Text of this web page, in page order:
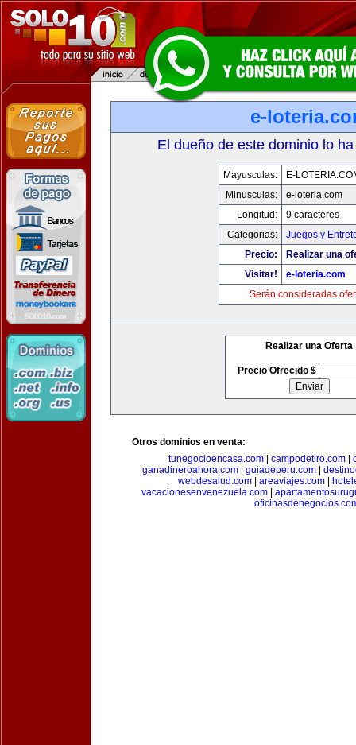
e-
El dueño de este dominio lo
Mayusculas:
E-
Minusculas:
e-loteria.com
Longitud:
9 caracteres
Categorias:
Juegos y
Precio:
Realizar una
Visitar!
e-loteria.com
Serán consideradas
Realizar una Oferta
Precio Ofrecido $
Otros dominios en venta:
tunegocioencasa.com| campodetiro.com|
ganadineroahora.com
guiadeperu.com
webdesalud.com
areaviajes.com
vacacionesenvenezuela.com|